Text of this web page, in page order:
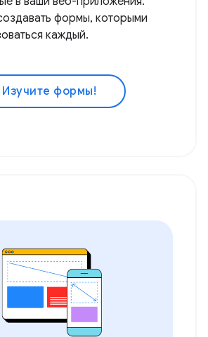
формы, которыми
каждый.
Изучите формы!